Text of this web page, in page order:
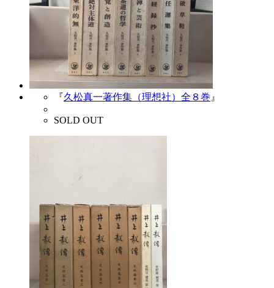
『久松真一著作集（理想社）全８巻 』
SOLD OUT